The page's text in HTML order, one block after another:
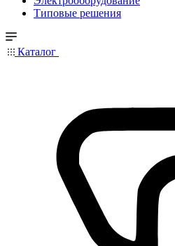
Типовые решения
Каталог